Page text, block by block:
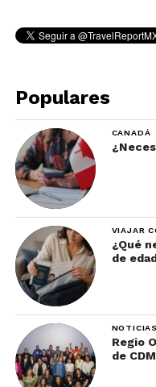
Populares
CANADÁ
VIAJAR
¿Qué
de
NOTICIAS
Regio
de